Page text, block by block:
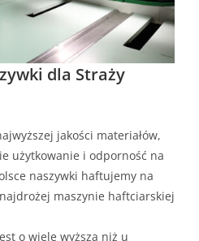
dla Straży
jakości materiałów,
użytkowanie i odporność na
naszywki haftujemy na
maszynie haftciarskiej
o wiele wyższa niż u